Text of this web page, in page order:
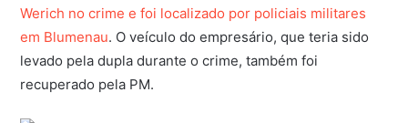
Werich no crime e foi localizado por policiais militares
em Blumenau. O veículo do empresário, que teria sido
levado pela dupla durante o crime, também foi
recuperado pela PM.